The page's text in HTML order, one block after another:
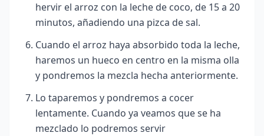
hervir el arroz con la leche de coco, de 15 a 20
minutos, añadiendo una pizca de sal.
Cuando el arroz haya absorbido toda la leche,
haremos un hueco en centro en la misma olla
y pondremos la mezcla hecha anteriormente.
Lo taparemos y pondremos a cocer
lentamente. Cuando ya veamos que se ha
mezclado lo podremos servir